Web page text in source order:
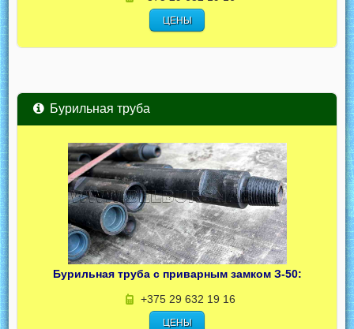
ЦЕНЫ
Бурильная труба
Бурильная труба с приварным замком З-50:
+375 29 632 19 16
ЦЕНЫ